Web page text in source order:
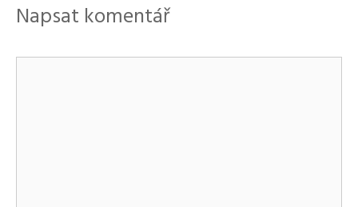
c
p
Napsat komentář